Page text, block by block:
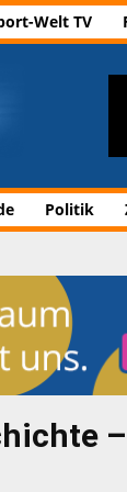
Welt TV
Politik